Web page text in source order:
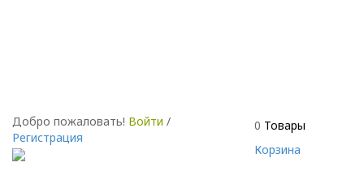
0 Товары
Корзина
Добро пожаловать! Войти /
Регистрация